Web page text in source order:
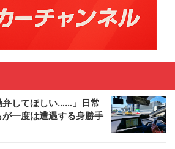
弁してほしい……」日常
一度は遭遇する身勝手